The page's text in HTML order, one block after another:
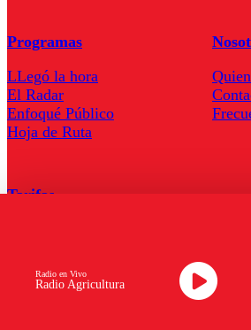
Radio Agricultura
Radio en Vivo
Programas
LLegó la hora
El Radar
Enfoqué Público
Hoja de Ruta
Tarifas